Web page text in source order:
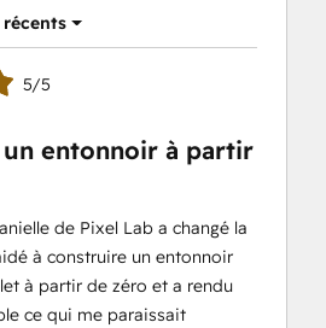
récents
5/5
entonnoir à partir
de Pixel Lab a changé la
à construire un entonnoir
à partir de zéro et a rendu
ce qui me paraissait